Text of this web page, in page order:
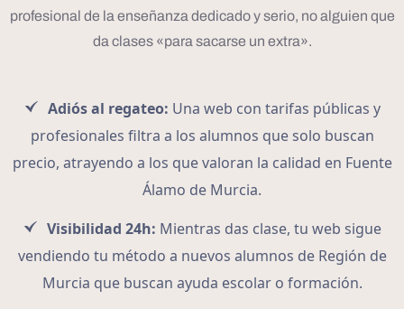
profesional de la enseñanza dedicado y serio, no alguien que
da clases «para sacarse un extra».
Adiós al regateo: Una web con tarifas públicas y
profesionales filtra a los alumnos que solo buscan
precio, atrayendo a los que valoran la calidad en Fuente
Álamo de Murcia.
Visibilidad 24h: Mientras das clase, tu web sigue
vendiendo tu método a nuevos alumnos de Región de
Murcia que buscan ayuda escolar o formación.